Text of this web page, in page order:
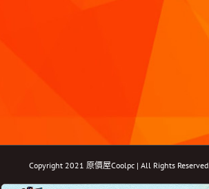
Copyright 2021 原價屋Coolpc | All Rights Reserved